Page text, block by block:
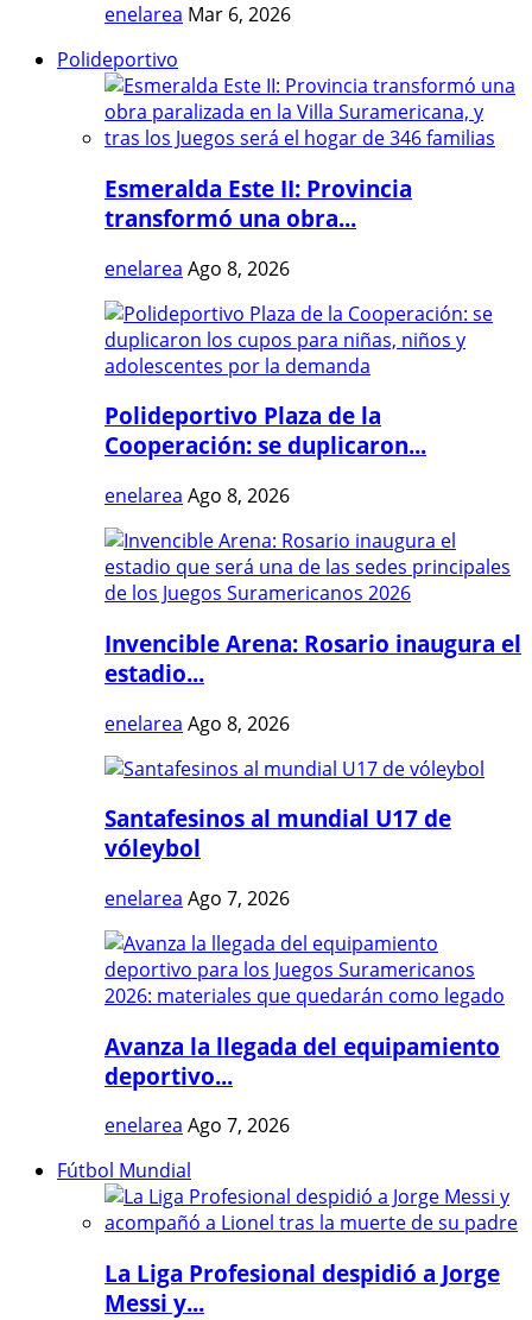
enelarea Mar 6, 2026
Polideportivo
Esmeralda Este II: Provincia
transformó una obra...
enelarea Ago 8, 2026
Polideportivo Plaza de la
Cooperación: se duplicaron...
enelarea Ago 8, 2026
Invencible Arena: Rosario inaugura el
estadio...
enelarea Ago 8, 2026
Santafesinos al mundial U17 de
vóleybol
enelarea Ago 7, 2026
Avanza la llegada del equipamiento
deportivo...
enelarea Ago 7, 2026
Fútbol Mundial
La Liga Profesional despidió a Jorge
Messi y...